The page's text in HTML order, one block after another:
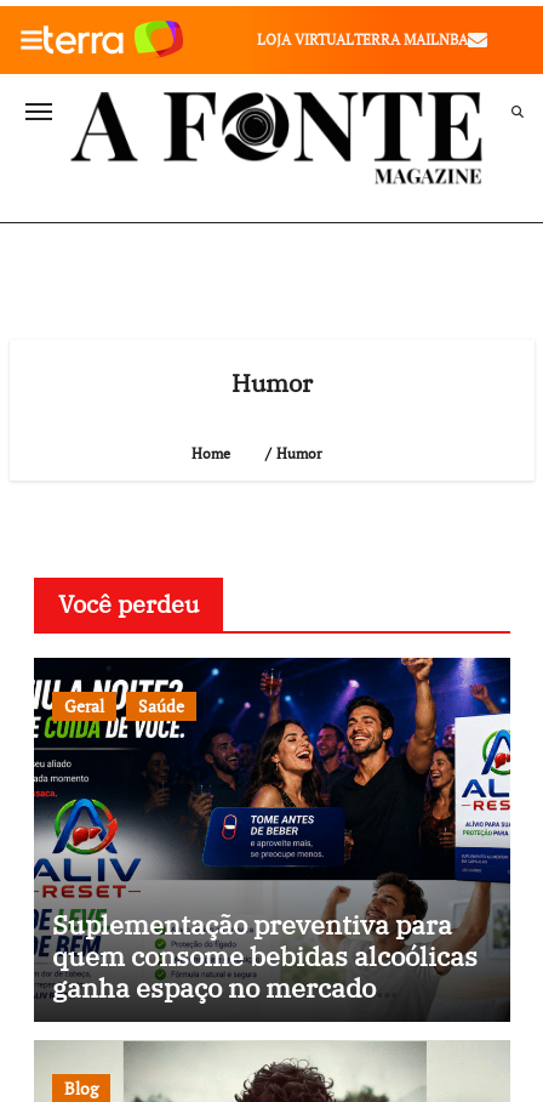
010" />
LOJA VIRTUALTERRA MAILNBA
Humor
Home Humor
Você perdeu
Geral Saúde
Suplementação preventiva para
quem consome bebidas alcoólicas
ganha espaço no mercado
brasileiro
Blog